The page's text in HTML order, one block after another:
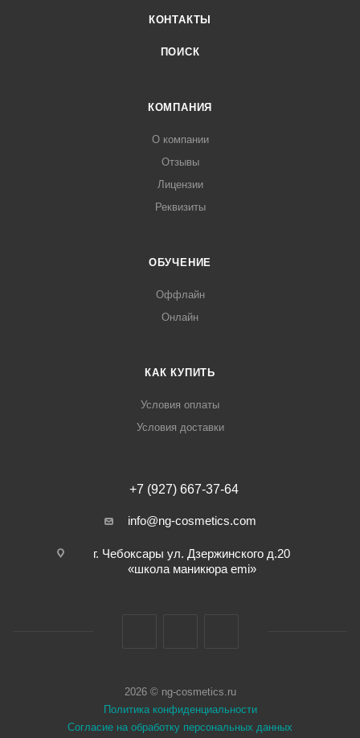
КОНТАКТЫ
ПОИСК
КОМПАНИЯ
О компании
Отзывы
Лицензии
Реквизиты
ОБУЧЕНИЕ
Оффлайн
Онлайн
КАК КУПИТЬ
Условия оплаты
Условия доставки
+7 (927) 667-37-64
info@ng-cosmetics.com
г. Чебоксары ул. Дзержинского д.20
«школа маникюра emi»
2026 © ng-cosmetics.ru
Политика конфиденциальности
Согласие на обработку персональных данных